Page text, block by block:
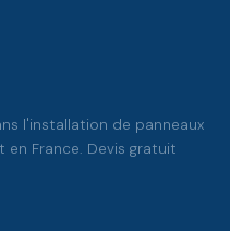
l'installation de panneaux
France. Devis gratuit